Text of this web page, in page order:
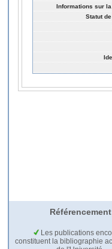
Informations sur
Statut
Référencement
Les publications
constituent la bibliographie